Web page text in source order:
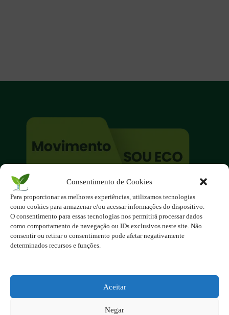
Consentimento de Cookies
Para proporcionar as melhores experiências, utilizamos tecnologias
como cookies para armazenar e/ou acessar informações do dispositivo.
O consentimento para essas tecnologias nos permitirá processar dados
como comportamento de navegação ou IDs exclusivos neste site. Não
consentir ou retirar o consentimento pode afetar negativamente
determinados recursos e funções.
Aceitar
Negar
O site é um movimento ambientalista!
Participe você também!
Podemos fazer muito
se nos unirmos!
Inscreva-se na Newsletter
2025 - Todos os direitos reservados à